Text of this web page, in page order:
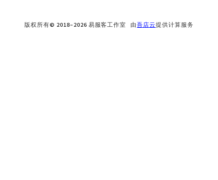
版权所有© 2018–2026 易服客工作室 由吾店云提供计算服务